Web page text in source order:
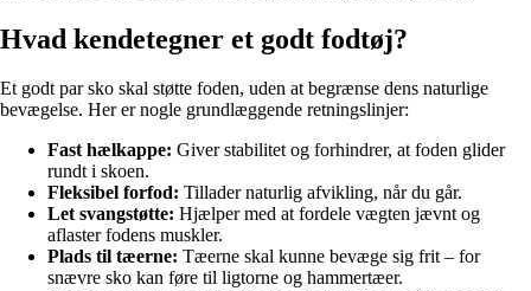
Hvad kendetegner et godt fodtøj?
Et godt par sko skal støtte foden, uden at begrænse dens naturlige
bevægelse. Her er nogle grundlæggende retningslinjer:
Fast hælkappe: Giver stabilitet og forhindrer, at foden glider
rundt i skoen.
Fleksibel forfod: Tillader naturlig afvikling, når du går.
Let svangstøtte: Hjælper med at fordele vægten jævnt og
aflaster fodens muskler.
Plads til tæerne: Tæerne skal kunne bevæge sig frit – for
snævre sko kan føre til ligtorne og hammertæer.